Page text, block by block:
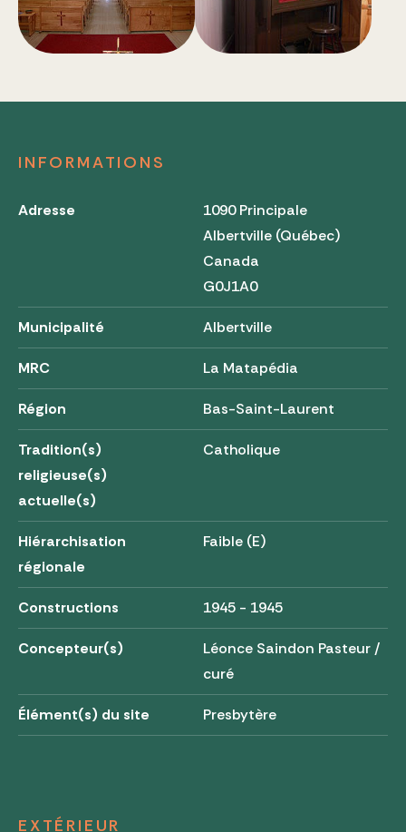
INFORMATIONS
Adresse
1090 Principale
Albertville (Québec)
Canada
G0J1A0
Municipalité Albertville
MRC La Matapédia
Région Bas-Saint-Laurent
Tradition(s)
religieuse(s)
actuelle(s)
Catholique
Hiérarchisation
régionale
Faible (E)
Constructions 1945 - 1945
Concepteur(s)
Léonce Saindon Pasteur /
curé
Élément(s) du site Presbytère
EXTÉRIEUR